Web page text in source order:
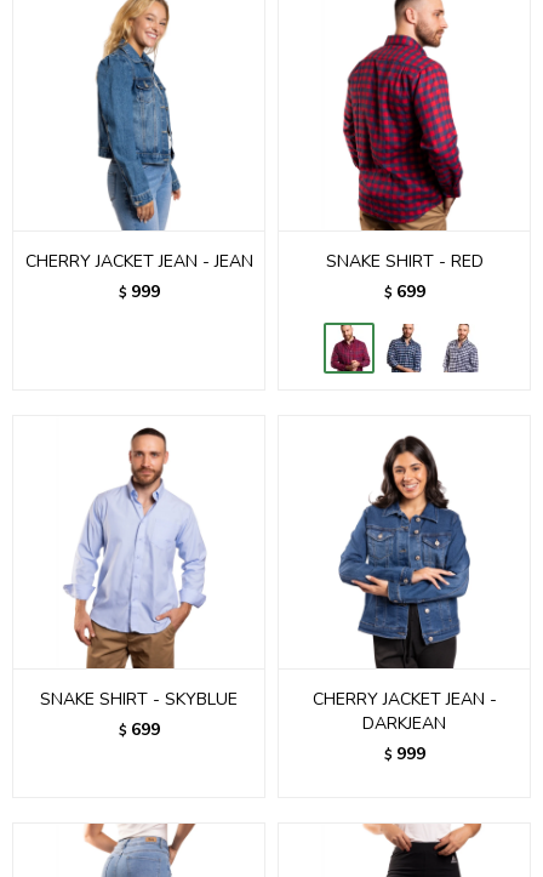
CHERRY JACKET JEAN - JEAN
$ 999
SNAKE SHIRT - RED
$ 699
SNAKE SHIRT - SKYBLUE
$ 699
CHERRY JACKET JEAN -
DARKJEAN
$ 999